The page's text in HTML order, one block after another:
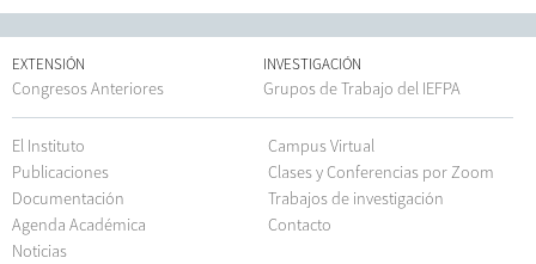
EXTENSIÓN
Congresos Anteriores
INVESTIGACIÓN
Grupos de Trabajo del IEFPA
El Instituto
Publicaciones
Documentación
Agenda Académica
Noticias
Campus Virtual
Clases y Conferencias por Zoom
Trabajos de investigación
Contacto